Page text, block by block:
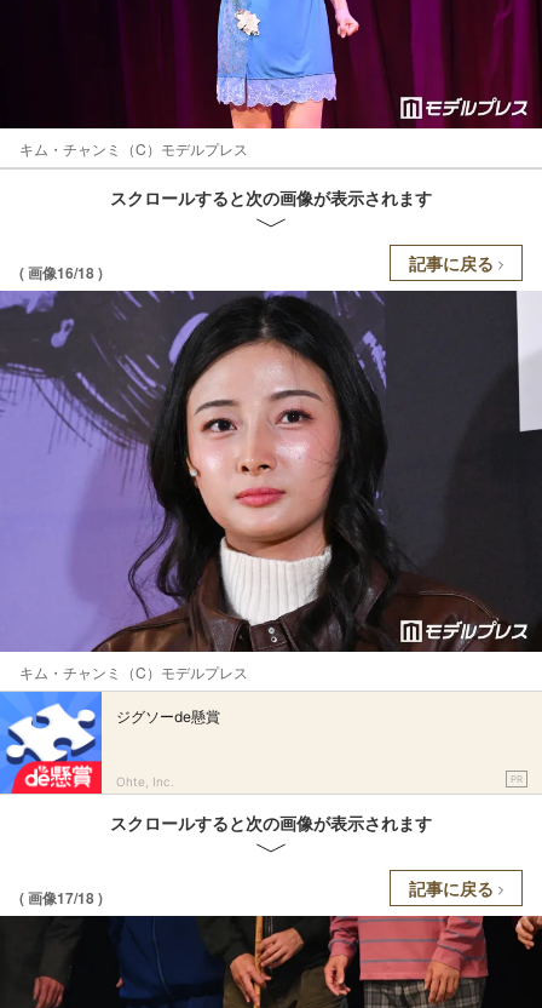
キム・チャンミ（C）モデルプレス
スクロールすると次の画像が表示されます
( 画像16/18 ) 記事に戻る
キム・チャンミ（C）モデルプレス
ジグソーde懸賞
Ohte, Inc. PR
スクロールすると次の画像が表示されます
( 画像17/18 ) 記事に戻る